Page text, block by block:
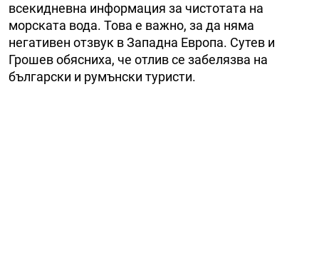
всекидневна информация за чистотата на
морската вода. Това е важно, за да няма
негативен отзвук в Западна Европа. Сутев и
Грошев обясниха, че отлив се забелязва на
български и румънски туристи.